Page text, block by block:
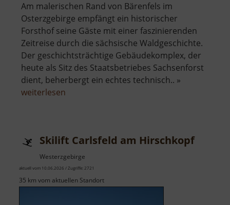
Am malerischen Rand von Bärenfels im
Osterzgebirge empfängt ein historischer
Forsthof seine Gäste mit einer faszinierenden
Zeitreise durch die sächsische Waldgeschichte.
Der geschichtsträchtige Gebäudekomplex, der
heute als Sitz des Staatsbetriebes Sachsenforst
dient, beherbergt ein echtes technisch.. »
weiterlesen
Arboretum
Skilift Carlsfeld am Hirschkopf
Westerzgebirge
aktuell vom 10.06.2026 / Zugriffe: 2721
35 km vom aktuellen Standort